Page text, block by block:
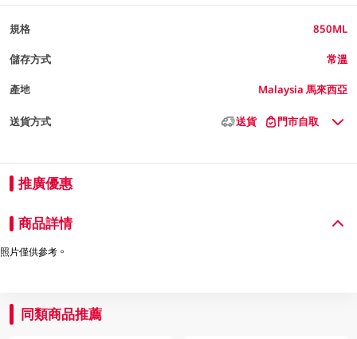
規格 850ML
儲存方式 常溫
產地 Malaysia 馬來西亞
送貨方式 送貨 門市自取
推廣優惠
商品詳情
照片僅供參考。
同類商品推薦